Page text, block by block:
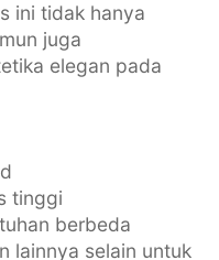
ini tidak hanya
juga
elegan pada
tinggi
berbeda
lainnya selain untuk